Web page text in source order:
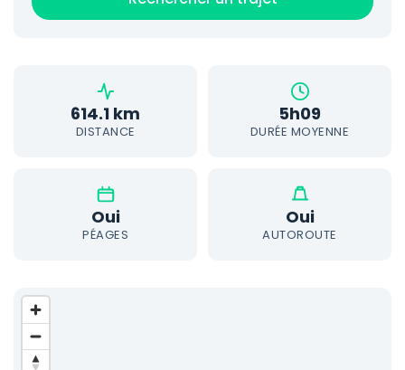
614.1 km
DISTANCE
5h09
DURÉE MOYENNE
Oui
PÉAGES
Oui
AUTOROUTE